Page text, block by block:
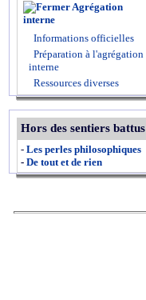
Agrégation
interne
Informations officielles
Préparation à l'agrégation
interne
Ressources diverses
Hors des sentiers battus
- Les perles philosophiques
- De tout et de rien